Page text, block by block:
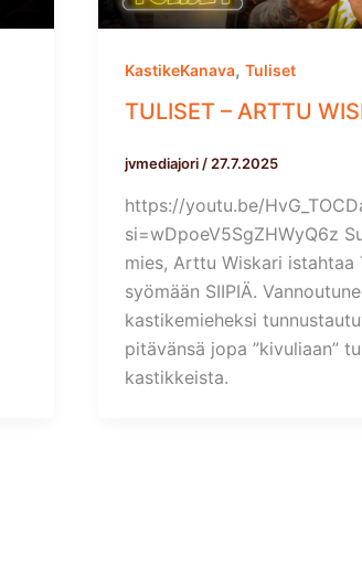
KastikeKanava, Tuliset
TULISET – ARTTU
jvmediajori / 27.7.2025
https://youtu.be/
si=wDpoeV5SgZHWyQ6z
mies, Arttu Wiskari istahtaa
syömään SIIPIÄ.
kastikemieheksi
pitävänsä jopa ”kivuliaan”
kastikkeista.